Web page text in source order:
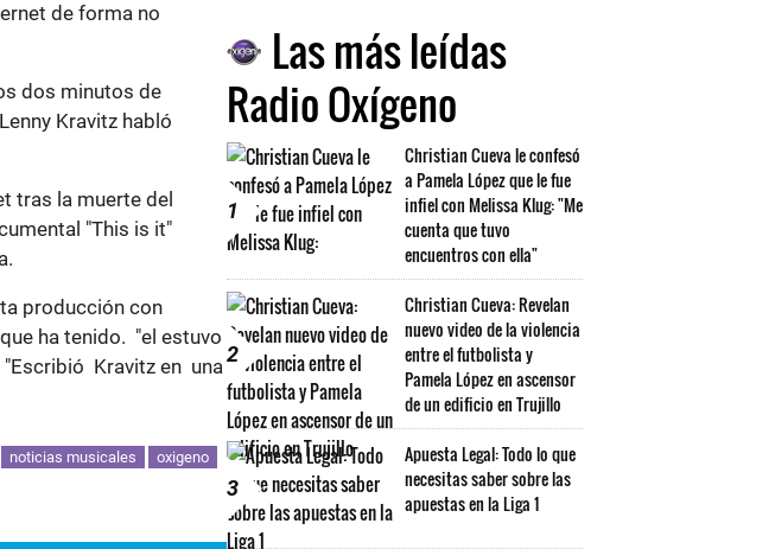
de forma no
dos minutos de
Kravitz habló
tras la muerte del
"This is it"
producción con
ha tenido. "el estuvo
Kravitz en una
noticias musicales oxigeno
Las más leídas
Radio Oxígeno
1
Christian Cueva le confesó
a Pamela López que le fue
infiel con Melissa Klug: "Me
cuenta que tuvo
encuentros con ella"
2
Christian Cueva: Revelan
nuevo video de la violencia
entre el futbolista y
Pamela López en ascensor
de un edificio en Trujillo
3
Apuesta Legal: Todo lo que
necesitas saber sobre las
apuestas en la Liga 1